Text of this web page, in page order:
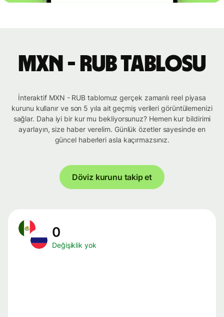
MXN - RUB tablosu
İnteraktif MXN - RUB tablomuz gerçek zamanlı reel piyasa
kurunu kullanır ve son 5 yıla ait geçmiş verileri görüntülemenizi
sağlar. Daha iyi bir kur mu bekliyorsunuz? Hemen kur bildirimi
ayarlayın, size haber verelim. Günlük özetler sayesinde en
güncel haberleri asla kaçırmazsınız.
Döviz kurunu takip et
0
Değişiklik yok